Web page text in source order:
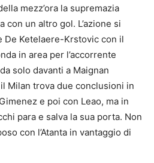
mezz’ora la supremazia
con un altro gol. L’azione si
De Ketelaere-Krstovic con il
in area per l’accorrente
solo davanti a Maignan
Milan trova due conclusioni in
e poi con Leao, ma in
para e salva la sua porta. Non
con l’Atanta in vantaggio di